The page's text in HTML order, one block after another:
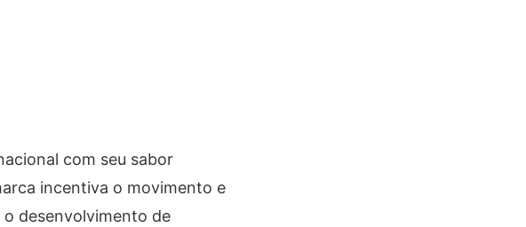
com seu sabor
incentiva o movimento e
desenvolvimento de